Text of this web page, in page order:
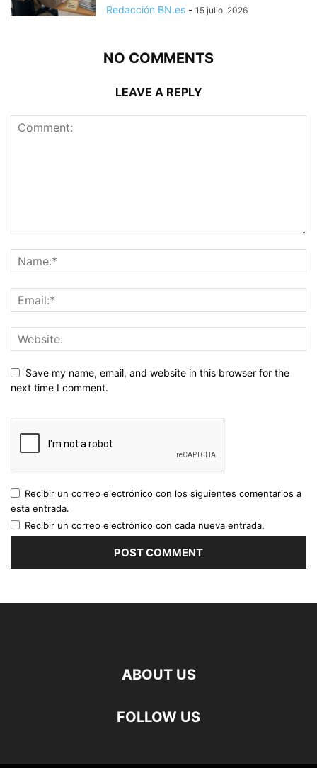
Redacción BN.es - 15 julio, 2026
NO COMMENTS
LEAVE A REPLY
Save my name, email, and website in this browser for the
next time I comment.
Recibir un correo electrónico con los siguientes comentarios a
esta entrada.
Recibir un correo electrónico con cada nueva entrada.
ABOUT US
FOLLOW US